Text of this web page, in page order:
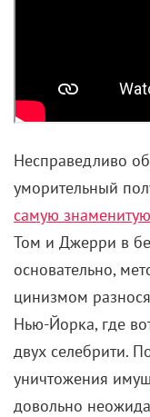
Несправедливо
уморительный
самую
Том и Джерри в
основательно,
цинизмом
Нью-Йорка, где
двух селебрити.
уничтожения
довольно